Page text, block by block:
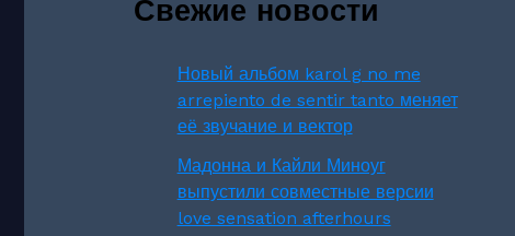
Свежие новости
Новый альбом karol g no me
arrepiento de sentir tanto меняет
её звучание и вектор
Мадонна и Кайли Миноуг
выпустили совместные версии
love sensation afterhours